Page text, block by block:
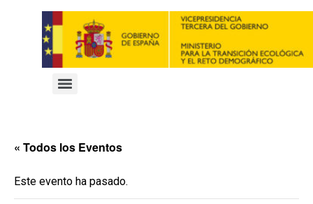
« Todos los Eventos
Este evento ha pasado.